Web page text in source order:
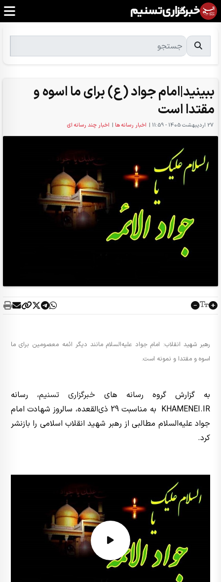
ببینید|امام جواد (ع) برای ما اسوه و
مقتدا است
27 ارديبهشت 1405 - 11:59 | اخبار رسانه ها | اخبار چند رسانه ای
رهبر شهید انقلاب: امام جواد علیه‌السلام مانند دیگر ائمه معصومین برای ما
اسوه و مقتدا و نمونه است.
به گزارش گروه رسانه های خبرگزاری تسنیم، رسانه
KHAMENEI.IR به مناسبت 29 ذی‌القعده، سالروز شهادت امام
جواد علیه‌السلام مطالبی از رهبر شهید انقلاب اسلامی را بازنشر
کرد.